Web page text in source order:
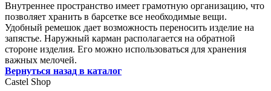
Внутреннее пространство имеет грамотную организацию, что
позволяет хранить в барсетке все необходимые вещи.
Удобный ремешок дает возможность переносить изделие на
запястье. Наружный карман располагается на обратной
стороне изделия. Его можно использоваться для хранения
важных мелочей.
Вернуться назад в каталог
Castel Shop